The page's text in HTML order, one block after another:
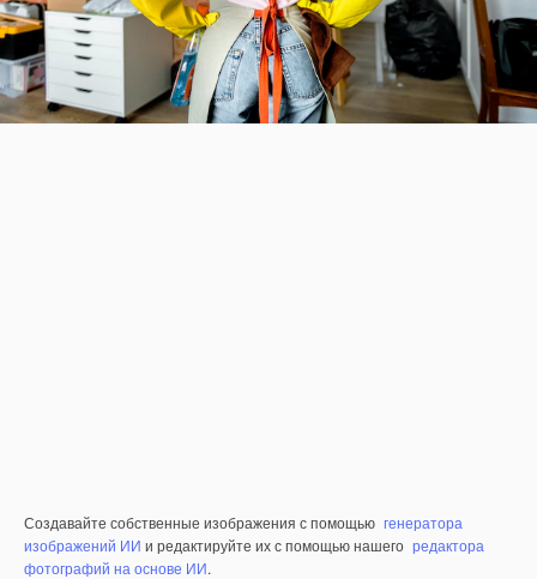
Создавайте собственные изображения с помощью генератора
изображений ИИ и редактируйте их с помощью нашего редактора
фотографий на основе ИИ.